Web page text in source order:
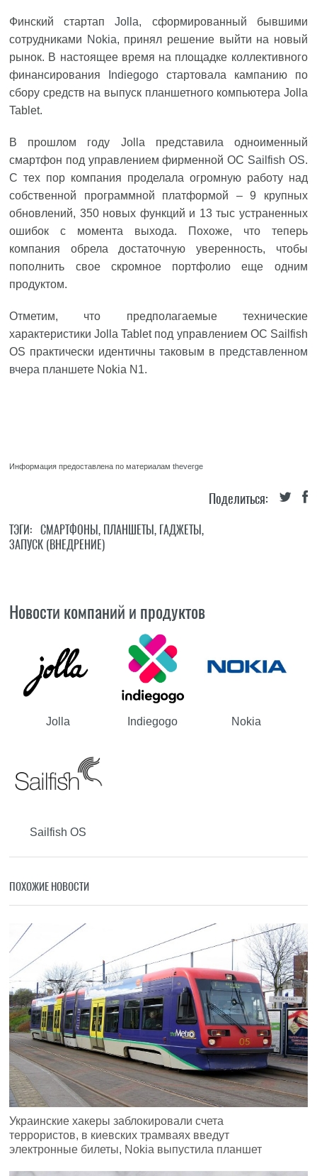
Финский стартапJolla, сформированный бывшими
сотрудниками Nokia, принял решение выйти на новый
рынок. В настоящее время на площадке коллективного
финансирования
Indiegogo стартовала кампанию по
сбору средств на выпуск планшетного компьютера Jolla
Tablet.
В прошлом году Jolla представила одноименный
смартфон под управлением фирменной ОС Sailfish OS.
С тех пор компания проделала огромную работу над
собственной программной платформой – 9 крупных
обновлений, 350 новых функций и 13 тыс устраненных
ошибок с момента выхода. Похоже, что теперь
компания обрела достаточную уверенность, чтобы
пополнить свое скромное портфолио еще одним
продуктом.
Отметим, что предполагаемые технические
характеристики Jolla Tablet под управлением ОС Sailfish
OS практически идентичны таковым в представленном
вчера планшете Nokia N1.
Информация предоставлена по материаламtheverge
Поделиться:
ТЭГИ: СМАРТФОНЫ, ПЛАНШЕТЫ, ГАДЖЕТЫ,
ЗАПУСК (ВНЕДРЕНИЕ)
Новости компаний и продуктов
Jolla Indiegogo Nokia
Sailfish OS
ПОХОЖИЕ НОВОСТИ
Украинские хакеры заблокировали счета
террористов, в киевских трамваях введут
электронные билеты, Nokia выпустила планшет